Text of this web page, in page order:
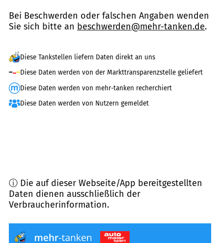
Bei Beschwerden oder falschen Angaben wenden
Sie sich bitte an beschwerden@mehr-tanken.de.
Diese Tankstellen liefern Daten direkt an uns
Diese Daten werden von der Markttransparenzstelle geliefert
Diese Daten werden von mehr-tanken recherchiert
Diese Daten werden von Nutzern gemeldet
ⓘ Die auf dieser Webseite/App bereitgestellten
Daten dienen ausschließlich der
Verbraucherinformation.